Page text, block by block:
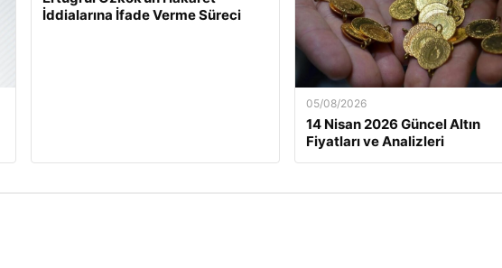
İddialarına İfade Verme Süreci
05/08/2026
14 Nisan 2026 Güncel Altın
Fiyatları ve Analizleri